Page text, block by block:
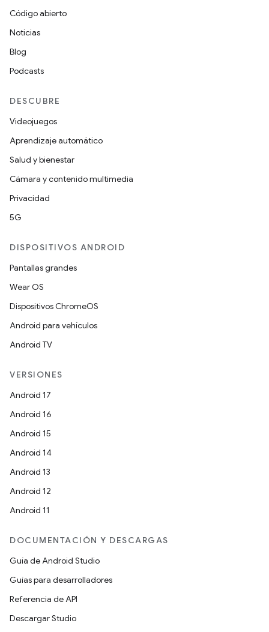
Código abierto
Noticias
Blog
Podcasts
DESCUBRE
Videojuegos
Aprendizaje automático
Salud y bienestar
Cámara y contenido multimedia
Privacidad
5G
DISPOSITIVOS ANDROID
Pantallas grandes
Wear OS
Dispositivos ChromeOS
Android para vehículos
Android TV
VERSIONES
Android 17
Android 16
Android 15
Android 14
Android 13
Android 12
Android 11
DOCUMENTACIÓN Y DESCARGAS
Guía de Android Studio
Guías para desarrolladores
Referencia de API
Descargar Studio